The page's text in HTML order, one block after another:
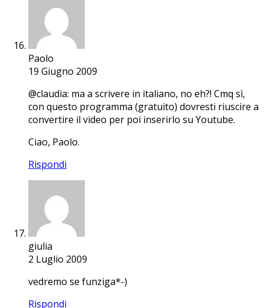
Paolo
19 Giugno 2009
@claudia: ma a scrivere in italiano, no eh?! Cmq sì,
con questo programma (gratuito) dovresti riuscire a
convertire il video per poi inserirlo su Youtube.
Ciao, Paolo.
Rispondi
giulia
2 Luglio 2009
vedremo se funziga*-)
Rispondi